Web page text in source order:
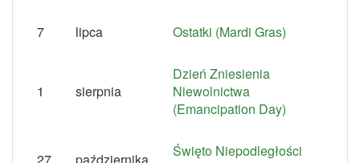
7 lipca Ostatki (Mardi Gras)
1 sierpnia
Dzień Zniesienia
Niewolnictwa
(Emancipation Day)
Święto Niepodległości